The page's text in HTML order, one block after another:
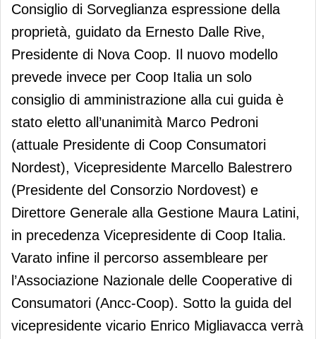
Consiglio di Sorveglianza espressione della
proprietà, guidato da Ernesto Dalle Rive,
Presidente di Nova Coop. Il nuovo modello
prevede invece per Coop Italia un solo
consiglio di amministrazione alla cui guida è
stato eletto all’unanimità Marco Pedroni
(attuale Presidente di Coop Consumatori
Nordest), Vicepresidente Marcello Balestrero
(Presidente del Consorzio Nordovest) e
Direttore Generale alla Gestione Maura Latini,
in precedenza Vicepresidente di Coop Italia.
Varato infine il percorso assembleare per
l’Associazione Nazionale delle Cooperative di
Consumatori (Ancc-Coop). Sotto la guida del
vicepresidente vicario Enrico Migliavacca verrà